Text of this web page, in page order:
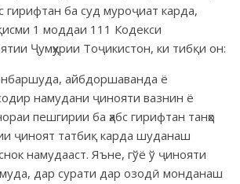
гирифтан ба суд муроҷиат карда,
1 моддаи 111 Кодекси
Ҷумҳурии Тоҷикистон, ки тибқи он:
айбдоршаванда ё
намудани ҷинояти вазнин ё
пешгирии ба ҳабс гирифтан танҳо
ҷиноят татбиқ карда шуданаш
намудааст. Яъне, гўё ў ҷинояти
дар сурати дар озодӣ монданаш